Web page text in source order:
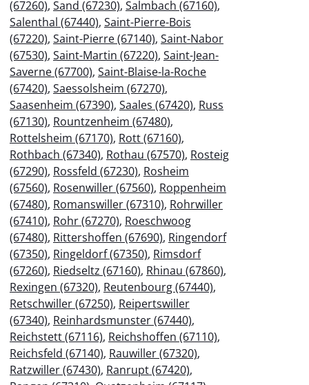
(67260), Sand (67230), Salmbach (67160),
Salenthal (67440), Saint-Pierre-Bois
(67220), Saint-Pierre (67140), Saint-Nabor
(67530), Saint-Martin (67220), Saint-Jean-
Saverne (67700), Saint-Blaise-la-Roche
(67420), Saessolsheim (67270),
Saasenheim (67390), Saales (67420), Russ
(67130), Rountzenheim (67480),
Rottelsheim (67170), Rott (67160),
Rothbach (67340), Rothau (67570), Rosteig
(67290), Rossfeld (67230), Rosheim
(67560), Rosenwiller (67560), Roppenheim
(67480), Romanswiller (67310), Rohrwiller
(67410), Rohr (67270), Roeschwoog
(67480), Rittershoffen (67690), Ringendorf
(67350), Ringeldorf (67350), Rimsdorf
(67260), Riedseltz (67160), Rhinau (67860),
Rexingen (67320), Reutenbourg (67440),
Retschwiller (67250), Reipertswiller
(67340), Reinhardsmunster (67440),
Reichstett (67116), Reichshoffen (67110),
Reichsfeld (67140), Rauwiller (67320),
Ratzwiller (67430), Ranrupt (67420),